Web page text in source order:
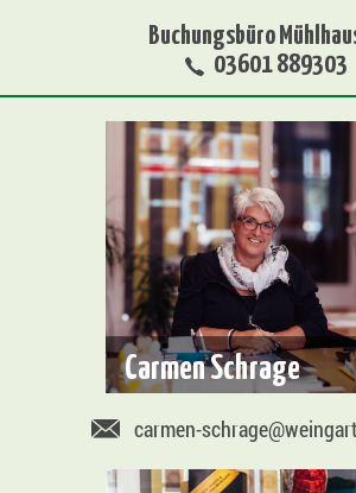
Buchungsbüro
03601 889303
Carmen Schrage
carmen-